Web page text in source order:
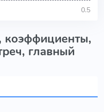
0.5
коэффициенты,
главный